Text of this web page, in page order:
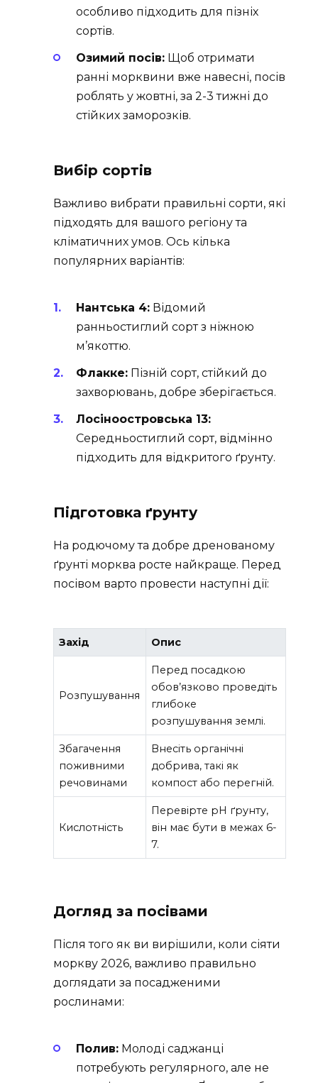
особливо підходить для пізніх
сортів.
Озимий посів: Щоб отримати
ранні морквини вже навесні, посів
роблять у жовтні, за 2-3 тижні до
стійких заморозків.
Вибір сортів
Важливо вибрати правильні сорти, які
підходять для вашого регіону та
кліматичних умов. Ось кілька
популярних варіантів:
Нантська 4: Відомий
ранньостиглий сорт з ніжною
м’якоттю.
Флакке: Пізній сорт, стійкий до
захворювань, добре зберігається.
Лосіноостровська 13:
Середньостиглий сорт, відмінно
підходить для відкритого ґрунту.
Підготовка ґрунту
На родючому та добре дренованому
ґрунті морква росте найкраще. Перед
посівом варто провести наступні дії:
Захід Опис
Розпушування
Перед посадкою
обов’язково проведіть
глибоке
розпушування землі.
Збагачення
поживними
речовинами
Внесіть органічні
добрива, такі як
компост або перегній.
Кислотність
Перевірте pH ґрунту,
він має бути в межах 6-
7.
Догляд за посівами
Після того як ви вирішили, коли сіяти
моркву 2026, важливо правильно
доглядати за посадженими
рослинами:
Полив: Молоді саджанці
потребують регулярного, але не